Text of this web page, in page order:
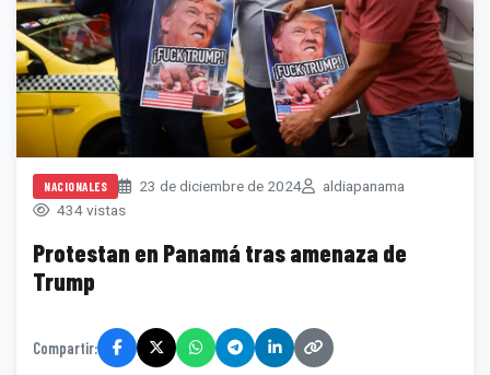
NACIONALES 23 de diciembre de 2024
aldiapanama
434 vistas
Protestan en Panamá tras amenaza de
Trump
Compartir: